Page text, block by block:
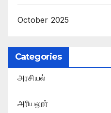
October 2025
Categories
அரசியல்
அரியலூர்